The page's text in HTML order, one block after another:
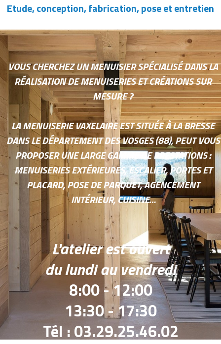
Etude, conception, fabrication, pose et entretien
VOUS CHERCHEZ UN MENUISIER SPÉCIALISÉ DANS LA
RÉALISATION DE MENUISERIES ET CRÉATIONS SUR
MESURE ?
LA MENUISERIE VAXELAIRE EST SITUÉE À LA BRESSE
DANS LE DÉPARTEMENT DES VOSGES (88), PEUT VOUS
PROPOSER UNE LARGE GAMME DE PRESTATIONS :
MENUISERIES EXTÉRIEURES, ESCALIER, PORTES ET
PLACARD, POSE DE PARQUET, AGENCEMENT
INTÉRIEUR, CUISINE…
L'atelier est ouvert
du lundi au vendredi
8:00 - 12:00
13:30 - 17:30
Tél : 03.29.25.46.02